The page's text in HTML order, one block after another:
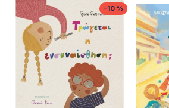
-10 %